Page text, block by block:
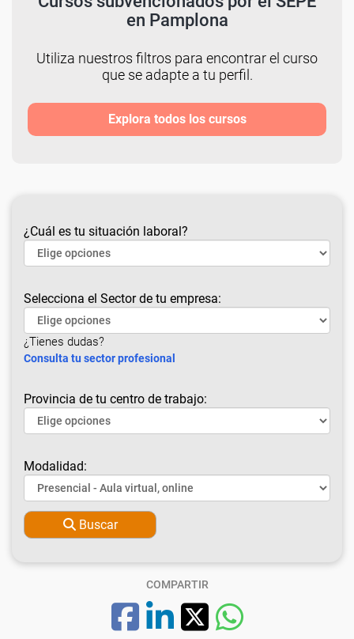
en Pamplona
Utiliza nuestros filtros para encontrar el curso
que se adapte a tu perfil.
Explora todos los cursos
¿Cuál es tu situación laboral?
Selecciona el Sector de tu empresa:
¿Tienes dudas?
Consulta tu sector profesional
Provincia de tu centro de trabajo:
Modalidad:
Buscar
COMPARTIR